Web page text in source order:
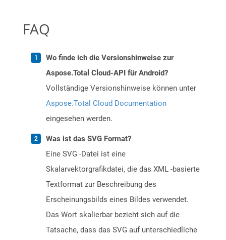
FAQ
Wo finde ich die Versionshinweise zur
Aspose.Total Cloud-API für Android?
Vollständige Versionshinweise können unter
Aspose.Total Cloud Documentation
eingesehen werden.
Was ist das SVG Format?
Eine SVG -Datei ist eine
Skalarvektorgrafikdatei, die das XML -basierte
Textformat zur Beschreibung des
Erscheinungsbilds eines Bildes verwendet.
Das Wort skalierbar bezieht sich auf die
Tatsache, dass das SVG auf unterschiedliche